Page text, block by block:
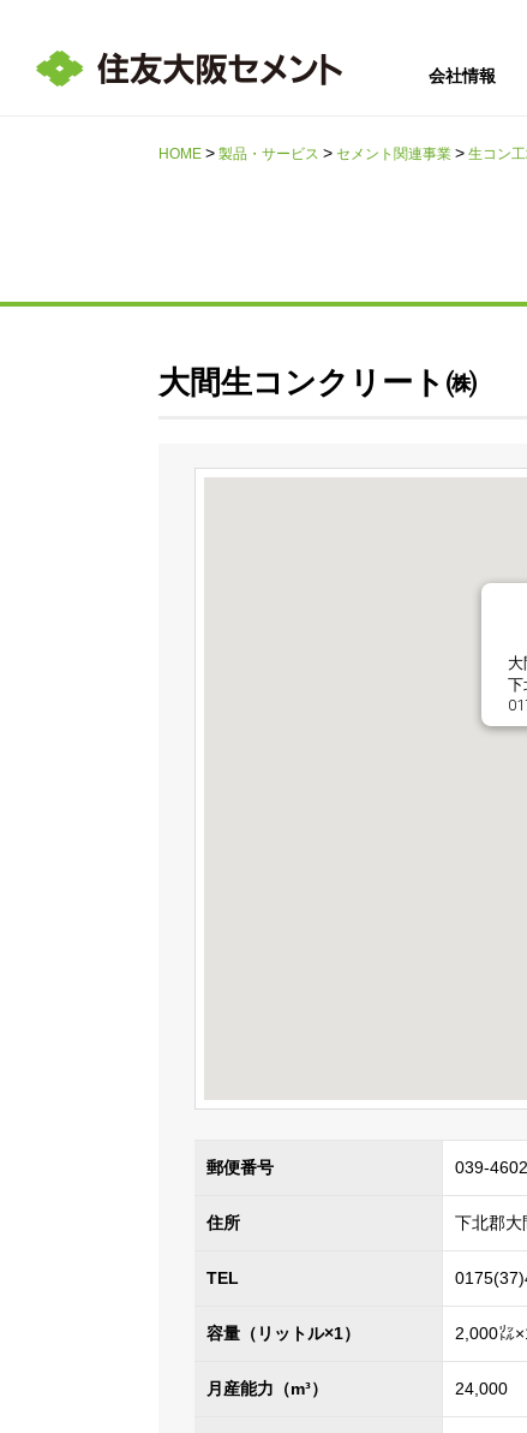
会社情報
HOME 製品・サービス セメント関連事業 生コン
大間生コンクリート㈱
下
郵便番号 039-4602
住所 下北郡大
TEL
容量（リットル×1） 2,000㍑
月産能力（m³） 24,000